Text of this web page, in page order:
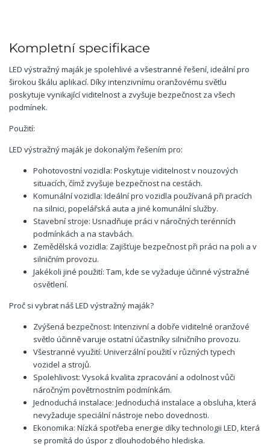
Kompletní specifikace
LED výstražný maják je spolehlivé a všestranné řešení, ideální pro
širokou škálu aplikací. Díky intenzivnímu oranžovému světlu
poskytuje vynikající viditelnost a zvyšuje bezpečnost za všech
podmínek.
Použití:
LED výstražný maják je dokonalým řešením pro:
Pohotovostní vozidla: Poskytuje viditelnost v nouzových
situacích, čímž zvyšuje bezpečnost na cestách.
Komunální vozidla: Ideální pro vozidla používaná při pracích
na silnici, popelářská auta a jiné komunální služby.
Stavební stroje: Usnadňuje práci v náročných terénních
podmínkách a na stavbách.
Zemědělská vozidla: Zajišťuje bezpečnost při práci na poli a v
silničním provozu.
Jakékoli jiné použití: Tam, kde se vyžaduje účinné výstražné
osvětlení.
Proč si vybrat náš LED výstražný maják?
Zvýšená bezpečnost: Intenzivní a dobře viditelné oranžové
světlo účinně varuje ostatní účastníky silničního provozu.
Všestranné využití: Univerzální použití v různých typech
vozidel a strojů.
Spolehlivost: Vysoká kvalita zpracování a odolnost vůči
náročným povětrnostním podmínkám.
Jednoduchá instalace: Jednoduchá instalace a obsluha, která
nevyžaduje speciální nástroje nebo dovednosti.
Ekonomika: Nízká spotřeba energie díky technologii LED, která
se promítá do úspor z dlouhodobého hlediska.